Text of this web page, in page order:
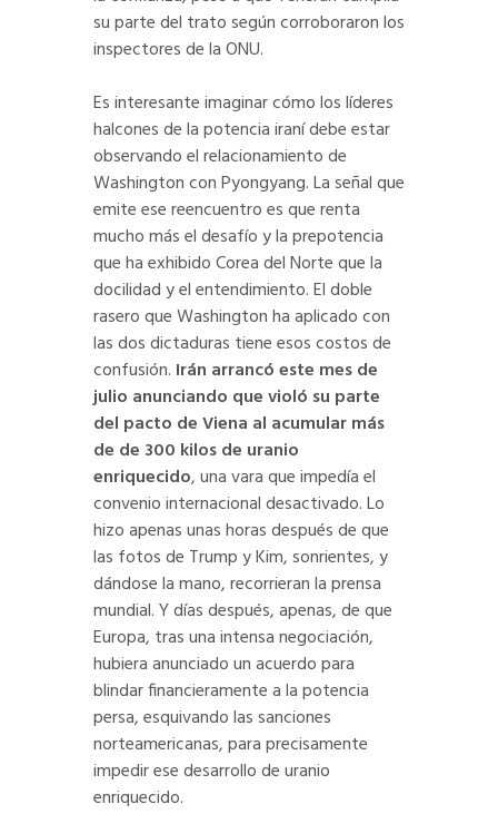
su parte del trato según corroboraron los
inspectores de la ONU.
Es interesante imaginar cómo los líderes
halcones de la potencia iraní debe estar
observando el relacionamiento de
Washington con Pyongyang. La señal que
emite ese reencuentro es que renta
mucho más el desafío y la prepotencia
que ha exhibido Corea del Norte que la
docilidad y el entendimiento. El doble
rasero que Washington ha aplicado con
las dos dictaduras tiene esos costos de
confusión. Irán arrancó este mes de
julio anunciando que violó su parte
del pacto de Viena al acumular más
de de 300 kilos de uranio
enriquecido, una vara que impedía el
convenio internacional desactivado. Lo
hizo apenas unas horas después de que
las fotos de Trump y Kim, sonrientes, y
dándose la mano, recorrieran la prensa
mundial. Y días después, apenas, de que
Europa, tras una intensa negociación,
hubiera anunciado un acuerdo para
blindar financieramente a la potencia
persa, esquivando las sanciones
norteamericanas, para precisamente
impedir ese desarrollo de uranio
enriquecido.